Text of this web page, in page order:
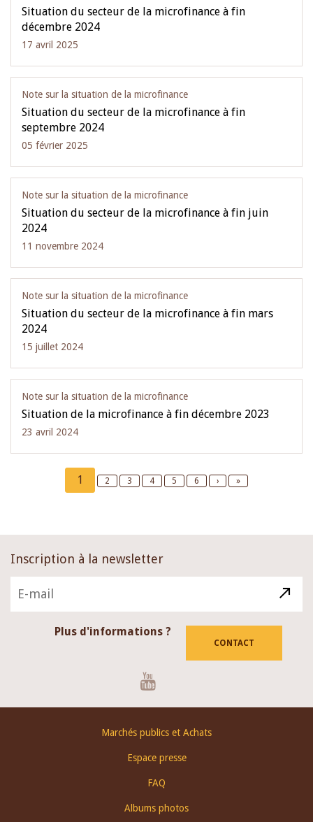
Situation du secteur de la microfinance à fin
décembre 2024
17 avril 2025
Note sur la situation de la microfinance
Situation du secteur de la microfinance à fin
septembre 2024
05 février 2025
Note sur la situation de la microfinance
Situation du secteur de la microfinance à fin juin
2024
11 novembre 2024
Note sur la situation de la microfinance
Situation du secteur de la microfinance à fin mars
2024
15 juillet 2024
Note sur la situation de la microfinance
Situation de la microfinance à fin décembre 2023
23 avril 2024
Current
page
1 Page
2 Page
3 Page
4 Page
5 Page
6
Next
›
Last
»
Inscription à la newsletter
Plus d'informations ?
CONTACT
Marchés publics et Achats
Espace presse
FAQ
Albums photos